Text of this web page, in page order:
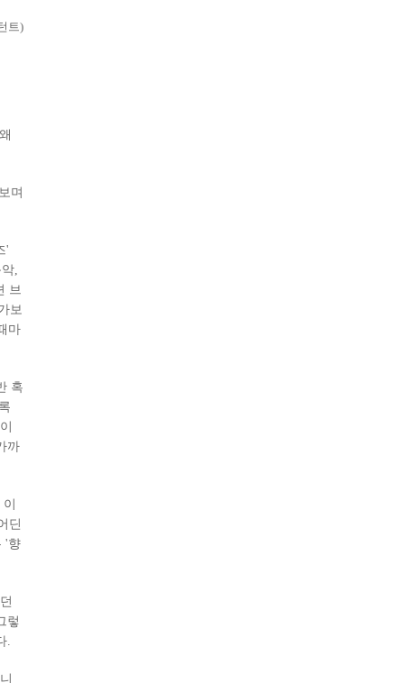
트)
며
'
,
브
보
마
혹
까
딘
'향
렇
.